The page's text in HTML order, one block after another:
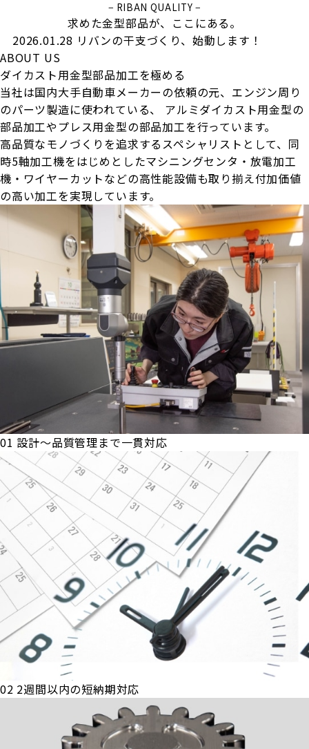
− RIBAN QUALITY −
求めた金型部品が、ここにある。
2026.01.28 リバンの干支づくり、始動します！
ABOUT US
ダイカスト用金型部品加工を極める
当社は国内大手自動車メーカーの依頼の元、エンジン周り
のパーツ製造に使われている、
アルミダイカスト用金型の
部品加工やプレス用金型の部品加工を行っています。
高品質なモノづくりを追求するスペシャリストとして、同
時5軸加工機をはじめとしたマシニングセンタ・放電加工
機・ワイヤーカットなどの高性能設備も取り揃え付加価値
の高い加工を実現しています。
01 設計～品質管理まで一貫対応
02 2週間以内の短納期対応